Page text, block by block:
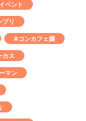
ベント
プリ
#コンカフェ嬢
カス
マン